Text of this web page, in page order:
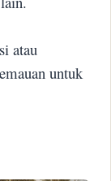
atau
untuk